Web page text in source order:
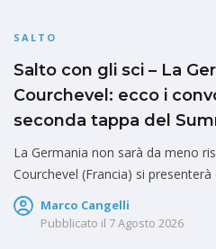
SALTO
Salto con gli sci – La
Courchevel: ecco i
seconda tappa del
La Germania non sarà da meno
Courchevel (Francia) si
Marco Cangelli
Pubblicato il 7 Agosto 2026